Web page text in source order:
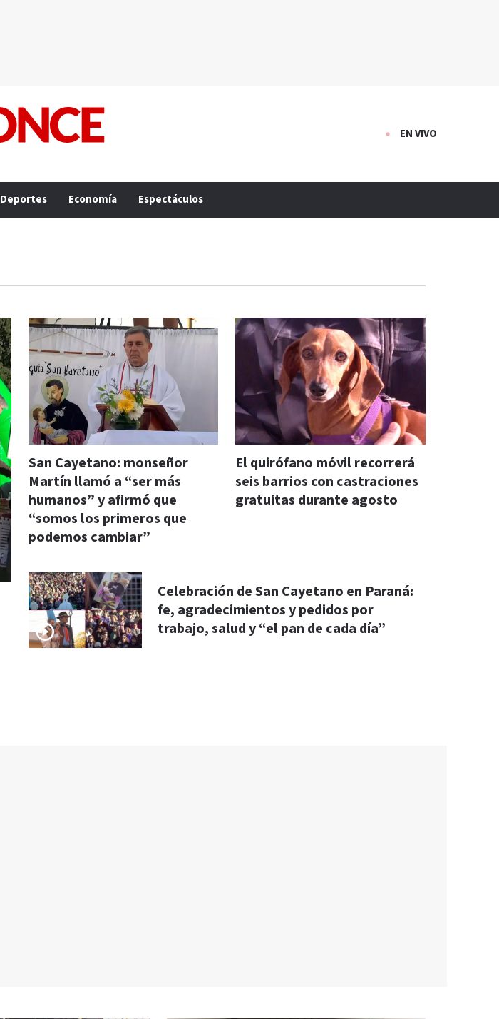
EN VIVO
Deportes Economía Espectáculos
San Cayetano: monseñor
Martín llamó a “ser más
humanos” y afirmó que
“somos los primeros que
podemos cambiar”
El quirófano móvil recorrerá
seis barrios con castraciones
gratuitas durante agosto
Celebración de San Cayetano en Paraná:
fe, agradecimientos y pedidos por
trabajo, salud y “el pan de cada día”